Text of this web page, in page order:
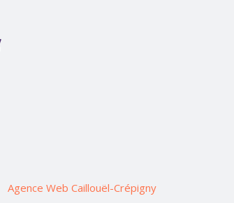
Agence Web Caillouël-Crépigny